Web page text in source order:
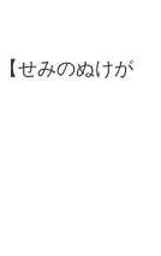
【せみのぬけが